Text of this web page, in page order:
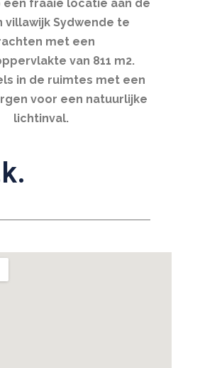
fraaie locatie aan de
villawijk Sydwende te
met een
van 811 m2.
in de ruimtes met een
voor een natuurlijke
lichtinval.